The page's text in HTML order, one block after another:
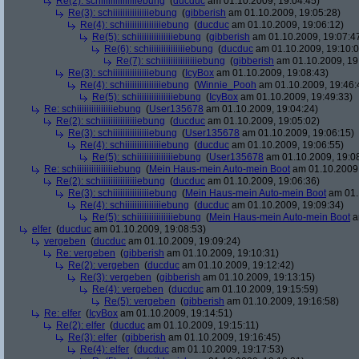
Re(3): schiiiiiiiiiiiiiiiebung (gibberish am 01.10.2009, 19:05:28)
Re(4): schiiiiiiiiiiiiiiiebung (ducduc am 01.10.2009, 19:06:12)
Re(5): schiiiiiiiiiiiiiiiebung (gibberish am 01.10.2009,
Re(6): schiiiiiiiiiiiiiiiebung (ducduc am 01.10.2009,
Re(7): schiiiiiiiiiiiiiiiebung (gibberish am 01.10.2009,
Re(3): schiiiiiiiiiiiiiiiebung ( IcyBox am 01.10.2009, 19:08:43)
Re(4): schiiiiiiiiiiiiiiiebung (Winnie_Pooh am 01.10.2009,
Re(5): schiiiiiiiiiiiiiiiebung ( IcyBox am 01.10.2009, 19:49:33)
Re: schiiiiiiiiiiiiiiiebung (User135678 am 01.10.2009, 19:04:24)
Re(2): schiiiiiiiiiiiiiiiebung (ducduc am 01.10.2009, 19:05:02)
Re(3): schiiiiiiiiiiiiiiiebung (User135678 am 01.10.2009, 19:06:15)
Re(4): schiiiiiiiiiiiiiiiebung (ducduc am 01.10.2009, 19:06:55)
Re(5): schiiiiiiiiiiiiiiiebung (User135678 am 01.10.2009,
Re: schiiiiiiiiiiiiiiiebung (Mein Haus-mein Auto-mein Boot am
Re(2): schiiiiiiiiiiiiiiiebung (ducduc am 01.10.2009, 19:06:36)
Re(3): schiiiiiiiiiiiiiiiebung (Mein Haus-mein Auto-mein Boot am
Re(4): schiiiiiiiiiiiiiiiebung (ducduc am 01.10.2009, 19:09:34)
Re(5): schiiiiiiiiiiiiiiiebung (Mein Haus-mein Auto-mein Boot
elfer (ducduc am 01.10.2009, 19:08:53)
vergeben (ducduc am 01.10.2009, 19:09:24)
Re: vergeben (gibberish am 01.10.2009, 19:10:31)
Re(2): vergeben (ducduc am 01.10.2009, 19:12:42)
Re(3): vergeben (gibberish am 01.10.2009, 19:13:15)
Re(4): vergeben (ducduc am 01.10.2009, 19:15:59)
Re(5): vergeben (gibberish am 01.10.2009, 19:16:58)
Re: elfer ( IcyBox am 01.10.2009, 19:14:51)
Re(2): elfer (ducduc am 01.10.2009, 19:15:11)
Re(3): elfer (gibberish am 01.10.2009, 19:16:45)
Re(4): elfer (ducduc am 01.10.2009, 19:17:53)